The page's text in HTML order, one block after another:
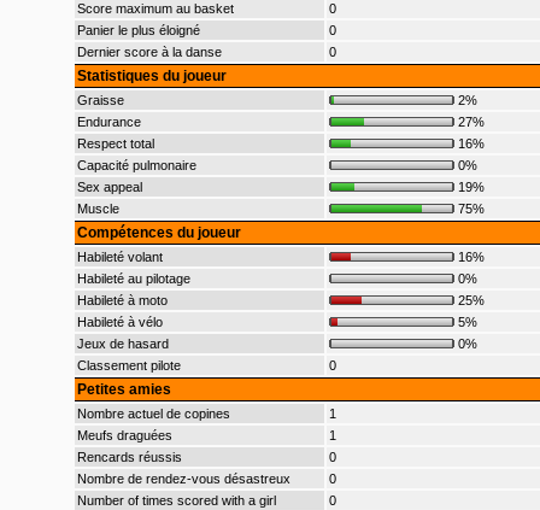
Score maximum au basket
0
Panier le plus éloigné
0
Dernier score à la danse
0
Statistiques du joueur
Graisse
2%
Endurance
27%
Respect total
16%
Capacité pulmonaire
0%
Sex appeal
19%
Muscle
75%
Compétences du joueur
Habileté volant
16%
Habileté au pilotage
0%
Habileté à moto
25%
Habileté à vélo
5%
Jeux de hasard
0%
Classement pilote
0
Petites amies
Nombre actuel de copines
1
Meufs draguées
1
Rencards réussis
0
Nombre de rendez-vous désastreux
0
Number of times scored with a girl
0